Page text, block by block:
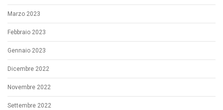
Marzo 2023
Febbraio 2023
Gennaio 2023
Dicembre 2022
Novembre 2022
Settembre 2022